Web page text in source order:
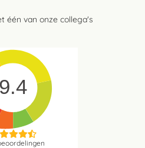
één van onze collega's
9.4